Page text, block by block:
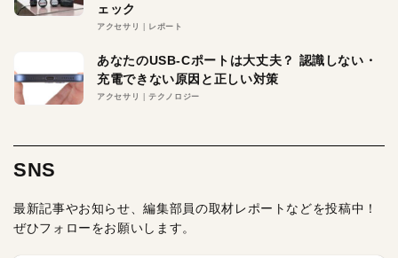
ェック
アクセサリ レポート
あなたのUSB-Cポートは大丈夫？ 認識しない・
充電できない原因と正しい対策
アクセサリ テクノロジー
SNS
最新記事やお知らせ、編集部員の取材レポートなどを投稿中！
ぜひフォローをお願いします。